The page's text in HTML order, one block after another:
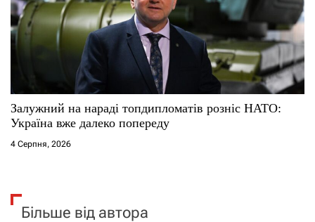
Залужний на нараді топдипломатів розніс НАТО:
Україна вже далеко попереду
4 Серпня, 2026
Більше від автора